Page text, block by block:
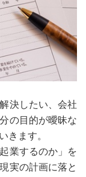
決したい、会社
の目的が曖昧な
きます。
業するのか」を
実の計画に落と